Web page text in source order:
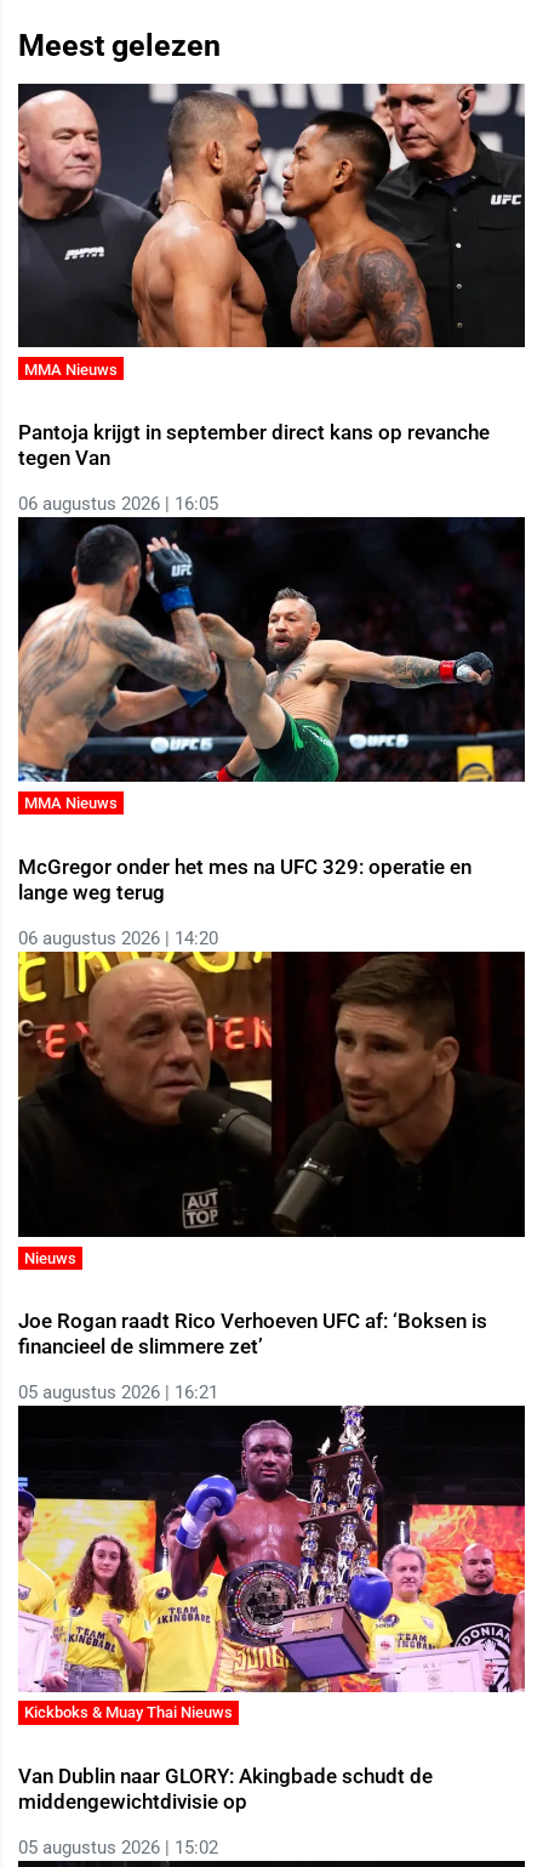
Meest gelezen
MMA Nieuws
Pantoja krijgt in september direct kans op revanche
tegen Van
06 augustus 2026 | 16:05
MMA Nieuws
McGregor onder het mes na UFC 329: operatie en
lange weg terug
06 augustus 2026 | 14:20
Nieuws
Joe Rogan raadt Rico Verhoeven UFC af: ‘Boksen is
financieel de slimmere zet’
05 augustus 2026 | 16:21
Kickboks & Muay Thai Nieuws
Van Dublin naar GLORY: Akingbade schudt de
middengewichtdivisie op
05 augustus 2026 | 15:02